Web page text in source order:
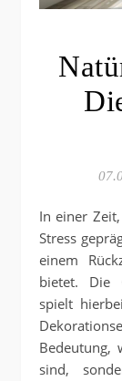
In einer Zeit, in der unser Alltag oft von Hektik und
Stress
einem
bietet. Die
spielt
Bedeutung,
sind,